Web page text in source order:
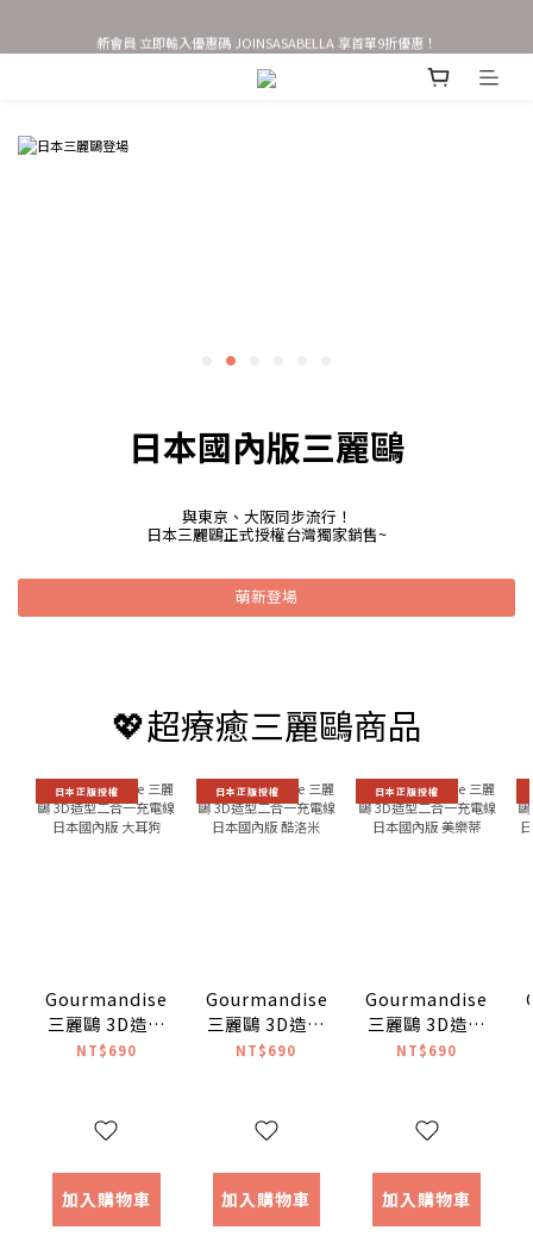
AirTag 全系列 任選2件95折 3件9折
日本國內版三麗鷗
與東京、大阪同步流行！
日本三麗鷗正式授權台灣獨家銷售~
萌新登場
💖超療癒三麗鷗商品
日本正版授權
Gourmandise
三麗鷗 3D造型
二合一充電線
NT$690
加入購物車
日本正版授權
Gourmandise
三麗鷗 3D造型
二合一充電線
NT$690
加入購物車
日本正版授權
Gourmandise
三麗鷗 3D造型
二合一充電線
NT$690
加入購物車